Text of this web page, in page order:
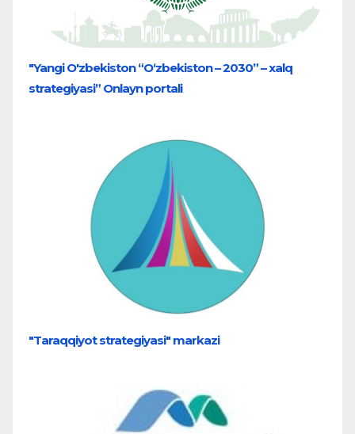
"Yangi O'zbekiston “O‘zbekiston – 2030” – xalq
strategiyasi” Onlayn portali
"Taraqqiyot strategiyasi" markazi